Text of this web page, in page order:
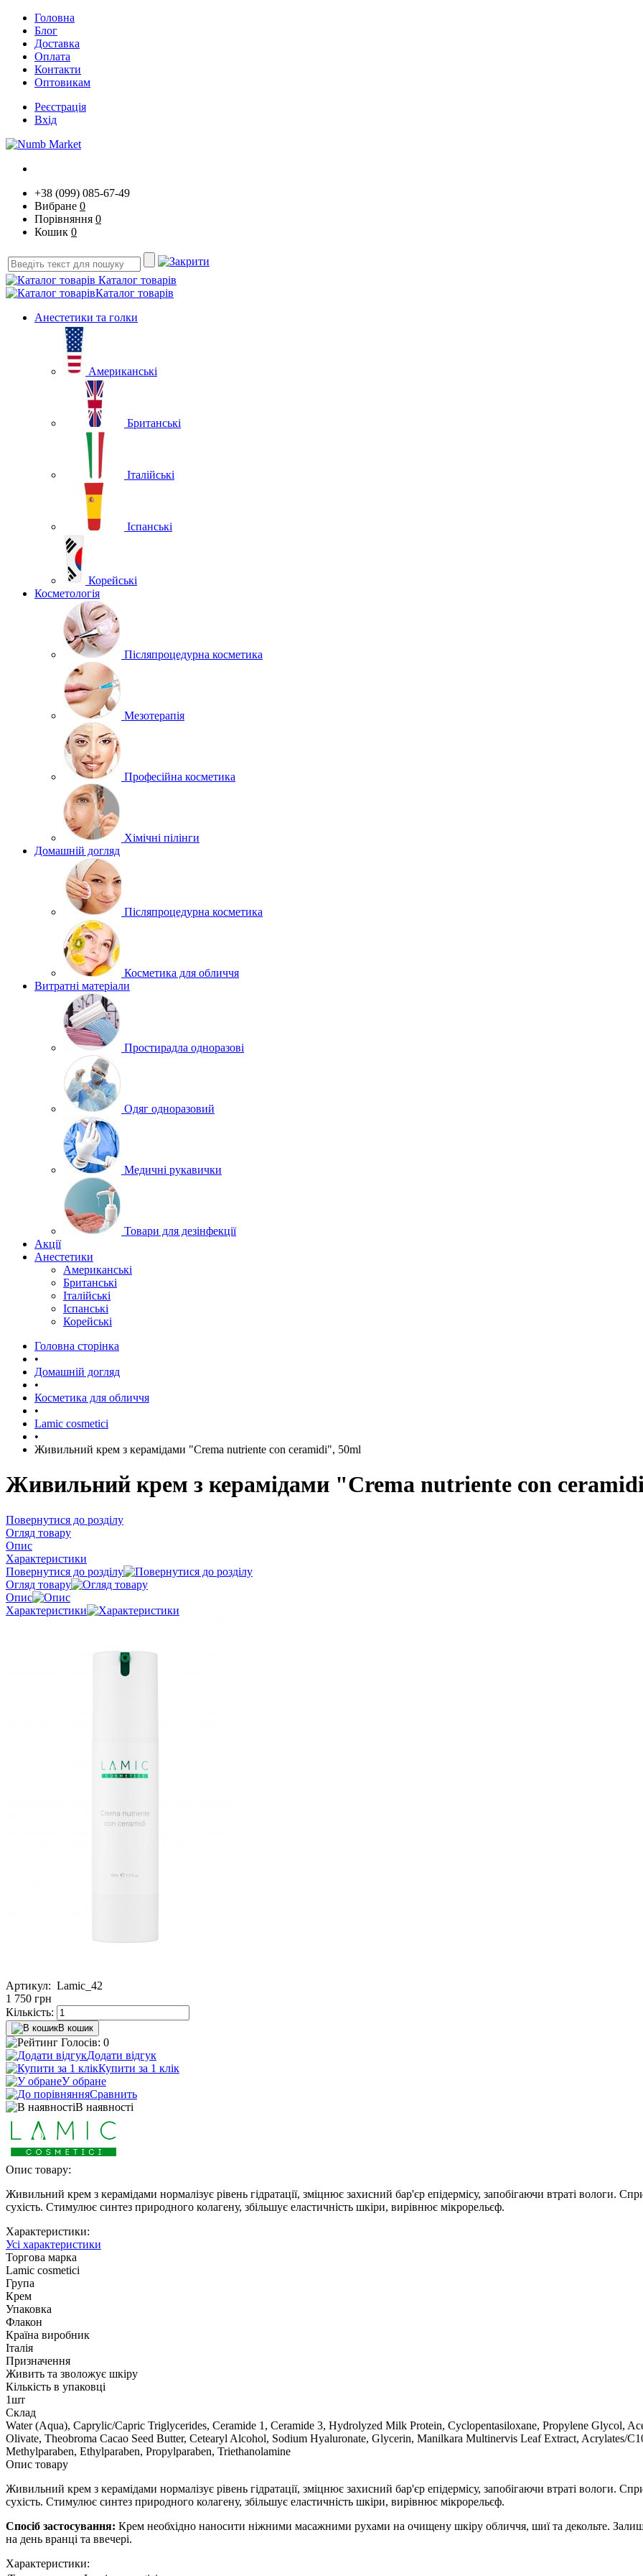
Головна
Блог
Доставка
Оплата
Контакти
Оптовикам
Реєстрація
Вхід
+38 (099) 085-67-49
Вибране 0
Порівняння 0
Кошик 0
Каталог товарів
Каталог товарів
Анестетики та голки
Американські
Британські
Італійські
Іспанські
Корейські
Косметологія
Післяпроцедурна косметика
Мезотерапія
Професійна косметика
Хімічні пілінги
Домашній догляд
Післяпроцедурна косметика
Косметика для обличчя
Витратні матеріали
Простирадла одноразові
Одяг одноразовий
Медичні рукавички
Товари для дезінфекції
Акції
Анестетики
Американські
Британські
Італійські
Іспанські
Корейські
Головна сторінка
•
Домашній догляд
•
Косметика для обличчя
•
Lamic cosmetici
•
Живильний крем з керамідами "Crema nutriente con ceramidi", 50ml
Живильний крем з керамідами "Crema nutriente con
Повернутися до розділу
Огляд товару
Опис
Характеристики
Повернутися до розділу
Огляд товару
Опис
Характеристики
Артикул: Lamic_42
1 750 грн
Кількість:
В кошик
Голосів: 0
Додати відгук
Купити за 1 клiк
У обране
Сравнить
В наявності
Опис товару:
Живильний крем з керамідами нормалізує рівень гідратації, зміцнює захисний бар'єр епідермісу, запобігаючи втраті вологи.
сухість. Стимулює синтез природного колагену, збільшує еластичність шкіри, вирівнює мікрорельєф.
Характеристики:
Усі характеристики
Торгова марка
Lamic cosmetici
Група
Крем
Упаковка
Флакон
Країна виробник
Італія
Призначення
Живить та зволожує шкіру
Кількість в упаковці
1шт
Склад
Water (Aqua), Caprylic/Capric Triglycerides, Ceramide 1, Ceramide 3, Hydrolyzed Milk Protein, Cyclopentasiloxane, Propylene Glycol,
Olivate, Theobroma Cacao Seed Butter, Cetearyl Alcohol, Sodium Hyaluronate, Glycerin, Manilkara Multinervis Leaf Extrасt, Acrylates/
Methylparaben, Ethylparaben, Propylparaben, Triethanolamine
Опис товару
Живильний крем з керамідами нормалізує рівень гідратації, зміцнює захисний бар'єр епідермісу, запобігаючи втраті вологи.
сухість. Стимулює синтез природного колагену, збільшує еластичність шкіри, вирівнює мікрорельєф.
Спосіб застосування: Крем необхідно наносити ніжними масажними рухами на очищену шкіру обличчя, шиї та декольте.
на день вранці та ввечері.
Характеристики: